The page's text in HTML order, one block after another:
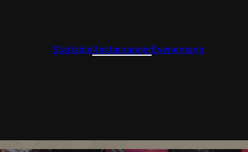
Startsida RestaurangerEvenemang